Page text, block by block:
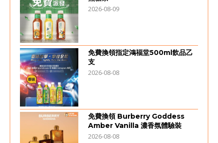
2026-08-09
免費換領指定鴻福堂500ml飲品乙
支
2026-08-08
免費換領 Burberry Goddess
Amber Vanilla 濃香氛體驗裝
2026-08-08